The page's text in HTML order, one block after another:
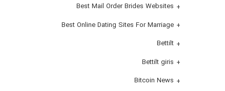
Best Mail Order Brides Websites
Best Online Dating Sites For Marriage
Bettilt
Bettilt giris
Bitcoin News